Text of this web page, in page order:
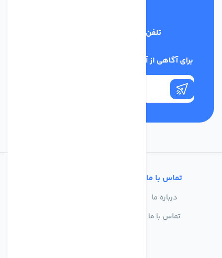
تلفن پشتیبانی
برای آگاهی از آخرین اخبار در خبرنامه ما عضو شوید
تماس با ما
درباره ما
تماس با ما